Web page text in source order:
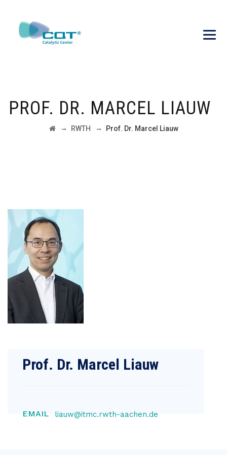
PROF. DR. MARCEL LIAUW
→ RWTH → Prof. Dr. Marcel Liauw
Prof. Dr. Marcel Liauw
EMAIL liauw@itmc.rwth-aachen.de